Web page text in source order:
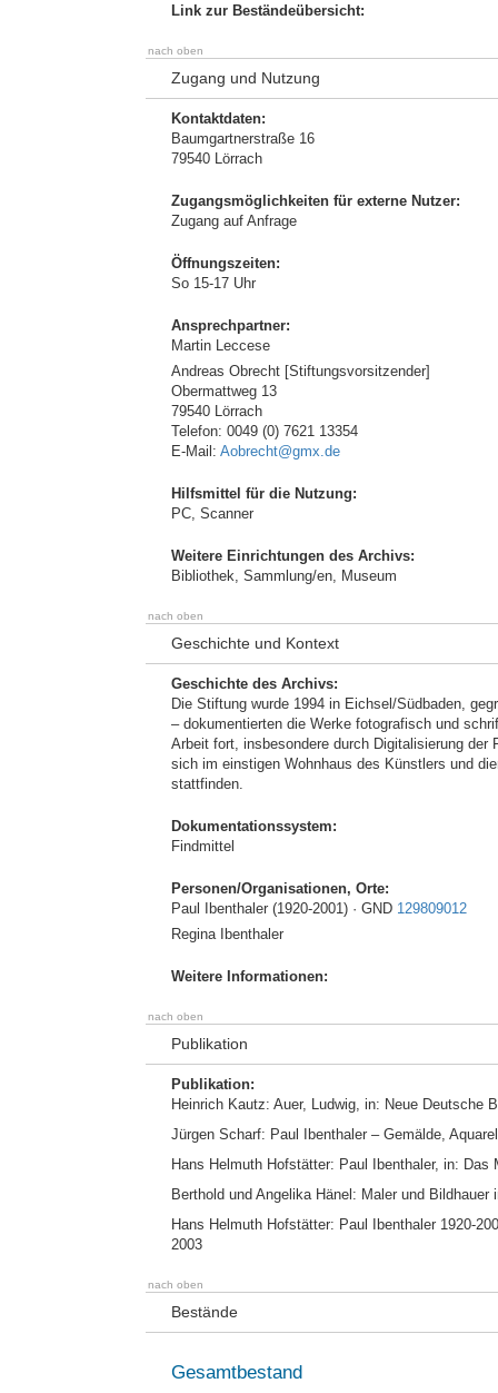
Link zur Beständeübersicht:
nach oben
Zugang und Nutzung
Kontaktdaten:
Baumgartnerstraße 16
79540 Lörrach
Zugangsmöglichkeiten für externe Nutzer:
Zugang auf Anfrage
Öffnungszeiten:
So 15-17 Uhr
Ansprechpartner:
Martin Leccese
Andreas Obrecht [Stiftungsvorsitzender]
Obermattweg 13
79540 Lörrach
Telefon: 0049 (0) 7621 13354
E-Mail: Aobrecht@gmx.de
Hilfsmittel für die Nutzung:
PC, Scanner
Weitere Einrichtungen des Archivs:
Bibliothek, Sammlung/en, Museum
nach oben
Geschichte und Kontext
Geschichte des Archivs:
Die Stiftung wurde 1994 in Eichsel/Südbaden,
– dokumentierten die Werke fotografisch und
Arbeit fort, insbesondere durch Digitalisierung
sich im einstigen Wohnhaus des Künstlers und
stattfinden.
Dokumentationssystem:
Findmittel
Personen/Organisationen, Orte:
Paul Ibenthaler (1920-2001) · GND 129809012
Regina Ibenthaler
Weitere Informationen:
nach oben
Publikation
Publikation:
Heinrich Kautz: Auer, Ludwig, in: Neue Deutsche
Jürgen Scharf: Paul Ibenthaler – Gemälde,
Hans Helmuth Hofstätter: Paul Ibenthaler, in:
Berthold und Angelika Hänel: Maler und
Hans Helmuth Hofstätter: Paul Ibenthaler 1920-
2003
nach oben
Bestände
Gesamtbestand